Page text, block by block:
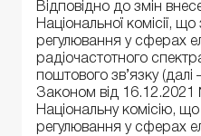
Відповідно до змін
Національної комісії,
регулювання у сферах
радіочастотного
поштового зв’язку
Законом від
Національну комісію,
регулювання у сферах